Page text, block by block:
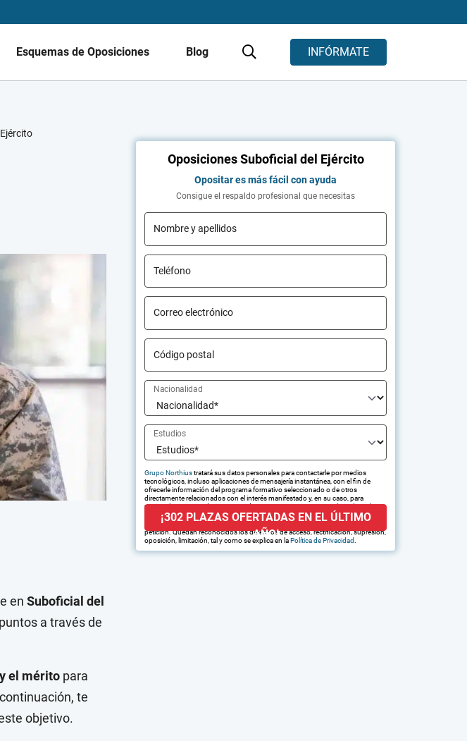
Esquemas de Oposiciones Blog INFÓRMATE
Oposiciones Suboficial del Ejército
Opositar es más fácil con ayuda
Consigue el respaldo profesional que necesitas
Nombre y apellidos
Teléfono
Correo electrónico
Código postal
Nacionalidad
Estudios
Grupo Northiustratará sus datos personales para contactarle por medios
tecnológicos, incluso aplicaciones de mensajería instantánea, con el fin de
ofrecerle información del programa formativo seleccionado o de otros
directamente relacionados con el interés manifestado y, en su caso, para
tramitar la contratación correspondiente. Compartiremos su solicitud con las
empresas que conforman el Grupo Northius, con el objeto de que estas
puedan hacerle llegar la mejor oferta de productos y servicios de acuerdo a su
petición. Quedan reconocidos los derechos de acceso, rectificación, supresión,
oposición, limitación, tal y como se explica en laPolítica de Privacidad
¡302 PLAZAS OFERTADAS EN EL ÚLTIMO
AÑO!
en Suboficial del
a través de
el mérito para
te
objetivo.